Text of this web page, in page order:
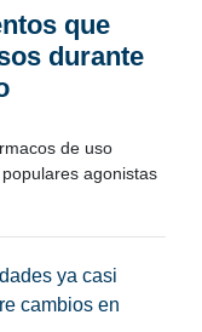
que
durante
de uso
agonistas